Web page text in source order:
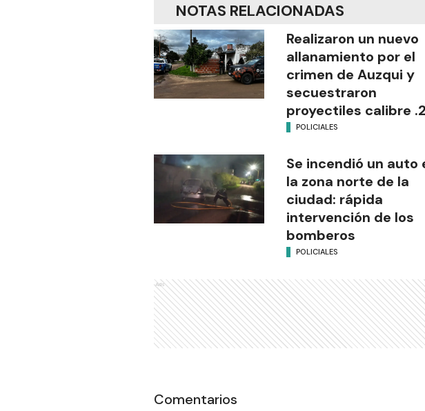
NOTAS RELACIONADAS
Realizaron un nuevo
allanamiento por el
crimen de Auzqui y
secuestraron
proyectiles calibre
POLICIALES
Se incendió un auto
la zona norte de la
ciudad: rápida
intervención de los
bomberos
POLICIALES
Ads
Comentarios